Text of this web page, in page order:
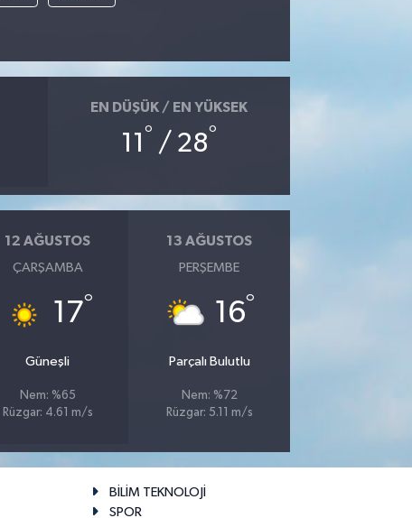
EN DÜŞÜK / EN YÜKSEK
11 ° / 28°
12 AĞUSTOS
ÇARŞAMBA
17°
Güneşli
Nem: %65
Rüzgar: 4.61 m/s
13 AĞUSTOS
PERŞEMBE
16°
Parçalı Bulutlu
Nem: %72
Rüzgar: 5.11 m/s
BİLİM TEKNOLOJİ
SPOR